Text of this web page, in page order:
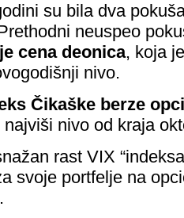
su bila dva
neuspeo
cena deonica, koja
nivo.
Čikaške berze
najviši nivo od kraja
rast VIX
svoje portfelje na